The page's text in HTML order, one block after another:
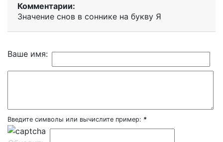
Комментарии:
Значение снов в соннике на букву Я
Ваше имя:
Введите символы или вычислите пример: *